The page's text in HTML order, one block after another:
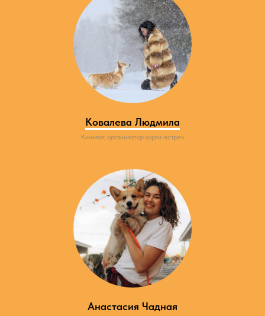
Ковалева Людмила
Кинолог, организатор корги-встреч
Анастасия Чадная